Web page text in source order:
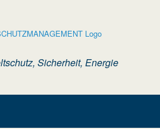
Sicherheit, Energie